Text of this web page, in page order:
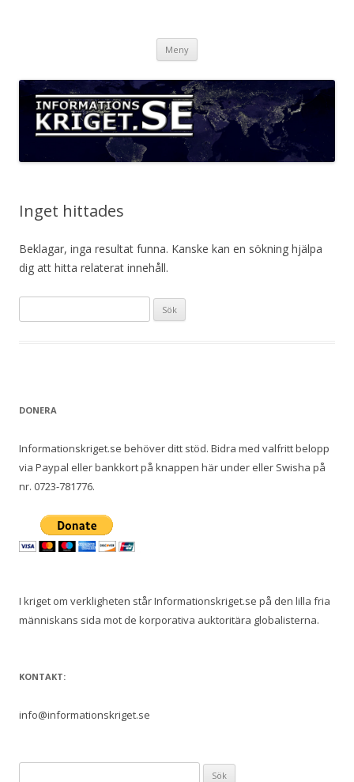
Meny
Inget hittades
Beklagar, inga resultat funna. Kanske kan en sökning hjälpa
dig att hitta relaterat innehåll.
efter:
DONERA
Informationskriget.se behöver ditt stöd. Bidra med valfritt belopp
via Paypal eller bankkort på knappen här under eller Swisha på
nr. 0723-781776.
I kriget om verkligheten står Informationskriget.se på den lilla fria
människans sida mot de korporativa auktoritära globalisterna.
KONTAKT:
info@informationskriget.se